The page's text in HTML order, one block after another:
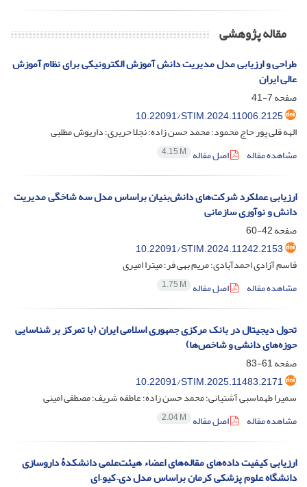
مقاله پژوهشی
طراحی و ارزیابی مدل مدیریت دانش آموزش الکترونیکی برای نظام آموزش
عالی ایران
صفحه7-41
10.22091/STIM.2024.11006.2125
الهه قلی پور حاج محمود؛ محمد حسن زاده؛ نجلا حریری؛ داریوش مطلبی
مشاهده مقاله
اصل مقاله 4.15 M
ارزیابی عملکرد شرکت‌های دانش‌بنیان براساس مدل سه شاخگی مدیریت
دانش و نوآوری سازمانی
صفحه42-60
10.22091/STIM.2024.11242.2153
قاسم آزادی احمدآبادی؛ مریم بهی فر؛ میترا امیری
مشاهده مقاله
اصل مقاله 1.75 M
تحول دیجیتال در بانک مرکزی جمهوری اسلامی ایران (با تمرکز بر شناسایی
حوزه‌های دانشی و شاخص‌ها)
صفحه61-83
10.22091/STIM.2025.11483.2171
سمیرا طهماسبی آشتیانی؛ محمد حسن زاده؛ عاطفه شریف؛ مصطفی امینی
مشاهده مقاله
اصل مقاله 2.04 M
ارزیابی کیفیت داده‌های مقاله‌های اعضاء هیئت‌علمی دانشکدۀ داروسازی
دانشگاه علوم پزشکی کرمان براساس مدل دی.کیو.ای